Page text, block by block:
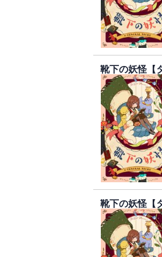
靴下の妖怪【
靴下の妖怪【